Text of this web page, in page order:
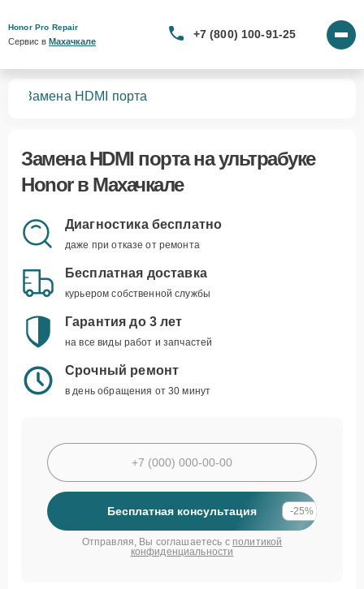
Honor Pro Repair
Сервис в Махачкале
+7 (800) 100-91-25
Замена HDMI порта
Замена HDMI портана ультрабуке
Honor в Махачкале
Диагностика бесплатно
даже при отказе от ремонта
Бесплатная доставка
курьером собственной службы
Гарантия до 3 лет
на все виды работ и запчастей
Срочный ремонт
в день обращения от 30 минут
Бесплатная консультация -25%
Отправляя, Вы соглашаетесь с политикой
конфиденциальности